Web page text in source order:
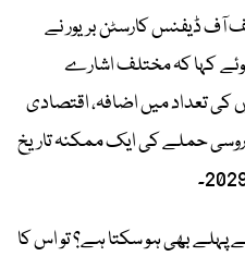
آف ڈیفنس کارسٹن بریور نے
ہوئے کہا کہ مختلف اشارے
کی تعداد میں اضافہ، اقتصادی
روسی حملے کی ایک ممکنہ تاریخ
پہلے بھی ہو سکتا ہے؟ تو اس کا